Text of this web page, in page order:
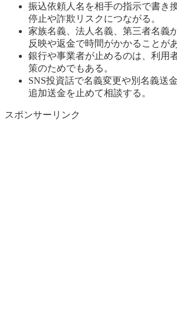
振込依頼人名を相手の指示で書き
停止や詐欺リスクにつながる。
家族名義、法人名義、第三者名義
反映や返金で時間がかかることがあ
銀行や事業者が止めるのは、利用
策のためでもある。
SNS投資話で名義変更や別名義送
追加送金を止めて相談する。
スポンサーリンク